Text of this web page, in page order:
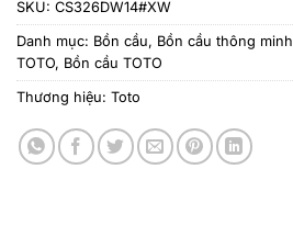
SKU: CS326DW14#XW
Danh mục: Bồn cầu, Bồn cầu thông minh
TOTO, Bồn cầu TOTO
Thương hiệu: Toto